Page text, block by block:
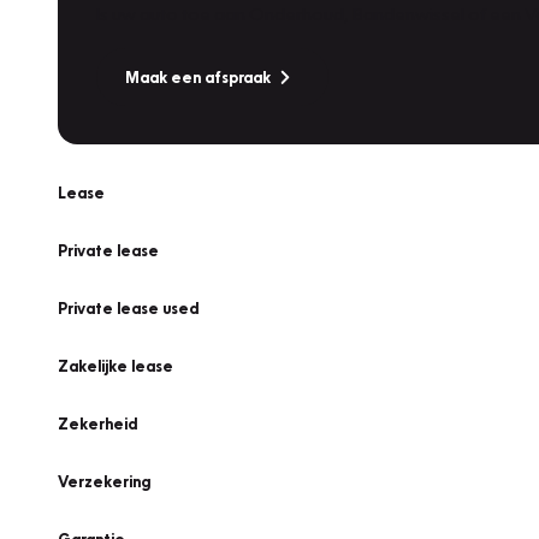
Maak een afspraak
Lease
Private lease
Private lease used
Zakelijke lease
Zekerheid
Verzekering